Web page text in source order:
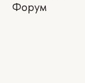
Форум